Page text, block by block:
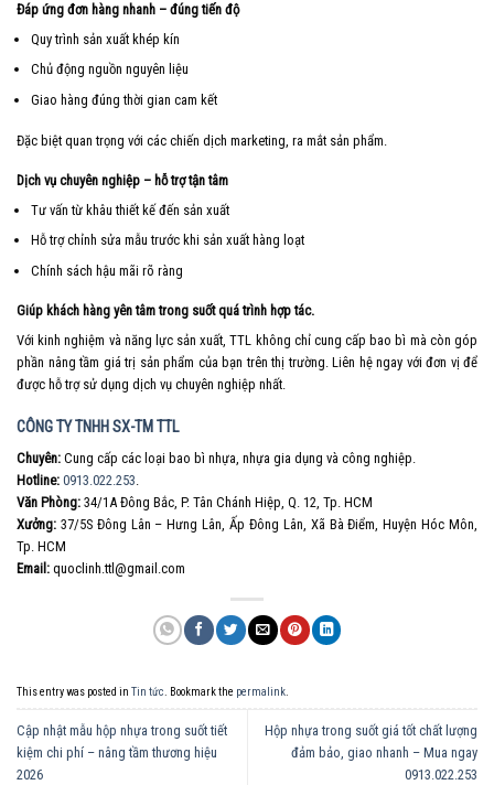
Đáp ứng đơn hàng nhanh – đúng tiến độ
Quy trình sản xuất khép kín
Chủ động nguồn nguyên liệu
Giao hàng đúng thời gian cam kết
Đặc biệt quan trọng với các chiến dịch marketing, ra mắt sản phẩm.
Dịch vụ chuyên nghiệp – hỗ trợ tận tâm
Tư vấn từ khâu thiết kế đến sản xuất
Hỗ trợ chỉnh sửa mẫu trước khi sản xuất hàng loạt
Chính sách hậu mãi rõ ràng
Giúp khách hàng yên tâm trong suốt quá trình hợp tác.
Với kinh nghiệm và năng lực sản xuất, TTL không chỉ cung cấp bao bì mà còn góp
phần nâng tầm giá trị sản phẩm của bạn trên thị trường. Liên hệ ngay với đơn vị để
được hỗ trợ sử dụng dịch vụ chuyên nghiệp nhất.
CÔNG TY TNHH SX-TM TTL
Chuyên: Cung cấp các loại bao bì nhựa, nhựa gia dụng và công nghiệp.
Hotline: 0913.022.253
Văn Phòng: 34/1A Đông Bắc, P. Tân Chánh Hiệp, Q. 12, Tp. HCM
Xưởng: 37/5S Đông Lân – Hưng Lân, Ấp Đông Lân, Xã Bà Điểm, Huyện Hóc Môn,
Tp. HCM
Email: quoclinh.ttl@gmail.com
This entry was posted in Tin tức. Bookmark the permalink.
Cập nhật mẫu hộp nhựa trong suốt tiết
kiệm chi phí – nâng tầm thương hiệu
2026
Hộp nhựa trong suốt giá tốt chất lượng
đảm bảo, giao nhanh – Mua ngay
0913.022.253